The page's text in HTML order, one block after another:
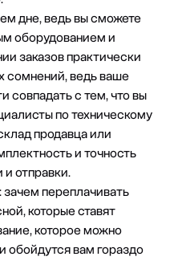
дне, ведь вы сможете
оборудованием и
заказов практически
сомнений, ведь ваше
совпадать с тем, что вы
по техническому
продавца или
и точность
и отправки.
переплачивать
которые ставят
которое можно
обойдутся вам гораздо